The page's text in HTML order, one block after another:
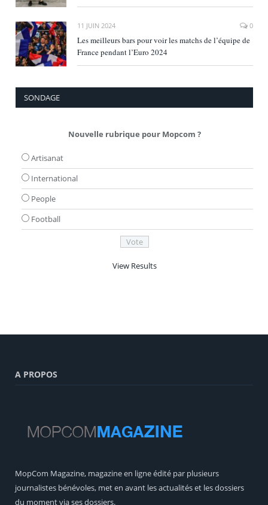
11 JUIN 2024 0
Les meilleurs bars pour voir les matchs de l’équipe de
France pendant l’Euro 2024
SONDAGE
Nouvelle rubrique pour Mopcom ?
Artisanat
International
People
Football
View Results
A PROPOS
MopCom Magazine, magazine en ligne édité par plusieurs
journalistes bénévoles, met en avant les actualités et les dossiers
du moment via ses dossiers.